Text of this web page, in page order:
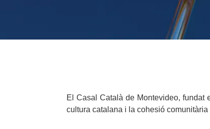
El Casal Català de Montevideo,
cultura catalana i la cohesió comunitària